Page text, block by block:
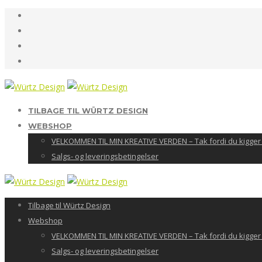
TILBAGE TIL WÜRTZ DESIGN
WEBSHOP
VELKOMMEN TIL MIN KREATIVE VERDEN – Tak fordi du
Salgs- og leveringsbetingelser
Tilbage til Würtz Design
Webshop
VELKOMMEN TIL MIN KREATIVE VERDEN – Tak fordi du
Salgs- og leveringsbetingelser